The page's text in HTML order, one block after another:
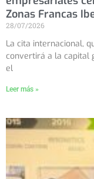
Zonas Francas
28/07/2026
La cita internacional,
convertirá a la capital
el
Leer más »